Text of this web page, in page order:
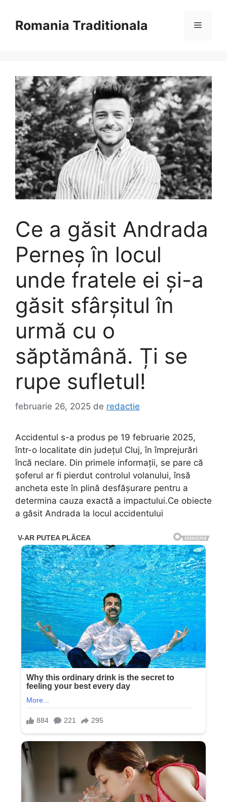
conținutRomania Traditionala Meniu
Ce a găsit Andrada
Perneș în locul
unde fratele ei și-a
găsit sfârșitul în
urmă cu o
săptămână. Ți se
rupe sufletul!
februarie 26, 2025 de redactie
Accidentul s-a produs pe 19 februarie 2025,
într-o localitate din județul Cluj, în împrejurări
încă neclare. Din primele informații, se pare că
șoferul ar fi pierdut controlul volanului, însă
ancheta este în plină desfășurare pentru a
determina cauza exactă a impactului.Ce obiecte
a găsit Andrada la locul accidentului